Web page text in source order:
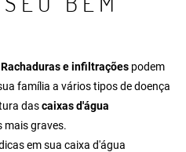
Rachaduras e infiltrações podem
família a vários tipos de doença
dascaixas d'água
mais graves.
em sua caixa d'água